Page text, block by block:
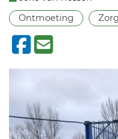
Ontmoeting